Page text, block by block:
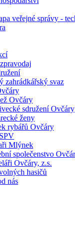
veřejné správy -
zahrádkářský svaz
Ovčáry
sdružení Ovčáry
ženy
rybářů Ovčáry
Mlýnek
společenstvo
Ovčáry, z.s.
hasičů
nás